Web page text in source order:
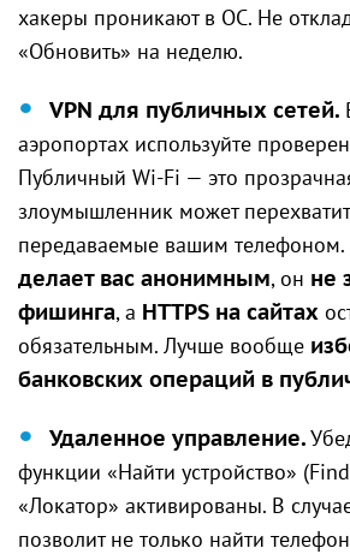
хакеры проникают в ОС. Не
«Обновить» на неделю.
VPN для публичных сетей.
аэропортах используйте
Публичный Wi-Fi — это
злоумышленник может
передаваемые вашим телефоном.
делает вас анонимным, он не
фишинга, а HTTPS на сайтах
обязательным. Лучше вообще
банковских операций в
Удаленное управление.
функции «Найти устройство»
«Локатор» активированы. В
позволит не только найти